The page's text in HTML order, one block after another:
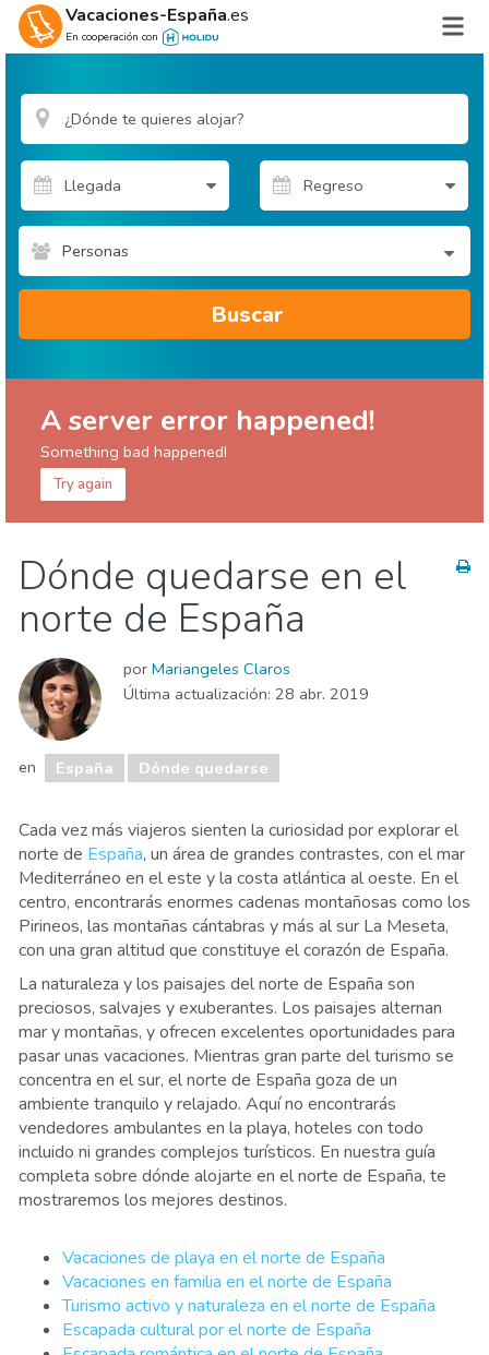
Vacaciones-España.es
En cooperación con
Personas
Buscar
A server error happened!
Something bad happened!
Try again
Agenda de eventos
Comida & Restaurantes
Compras
Deporte & aventura
Dónde quedarse
Museos & Arte
Naturaleza & aire libre
Playas
Vida nocturna & Bares
Dónde quedarse en el
norte de España
por Mariangeles Claros
Última actualización: 28 abr. 2019
en España Dónde quedarse
Cada vez más viajeros sienten la curiosidad por explorar el
norte de España, un área de grandes contrastes, con el mar
Mediterráneo en el este y la costa atlántica al oeste. En el
centro, encontrarás enormes cadenas montañosas como los
Pirineos, las montañas cántabras y más al sur La Meseta,
con una gran altitud que constituye el corazón de España.
La naturaleza y los paisajes del norte de España son
preciosos, salvajes y exuberantes. Los paisajes alternan
mar y montañas, y ofrecen excelentes oportunidades para
pasar unas vacaciones. Mientras gran parte del turismo se
concentra en el sur, el norte de España goza de un
ambiente tranquilo y relajado. Aquí no encontrarás
vendedores ambulantes en la playa, hoteles con todo
incluido ni grandes complejos turísticos. En nuestra guía
completa sobre dónde alojarte en el norte de España, te
mostraremos los mejores destinos.
Vacaciones de playa en el norte de España
Vacaciones en familia en el norte de España
Turismo activo y naturaleza en el norte de España
Escapada cultural por el norte de España